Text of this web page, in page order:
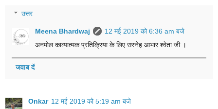
उत्तर
Meena Bhardwaj
12 मई 2019 को 6:36 am बजे
अनमोल काव्यात्मक प्रतिक्रिया के लिए सस्नेह आभार श्वेता जी ।
जवाब दें
Onkar 12 मई 2019 को 5:19 am बजे